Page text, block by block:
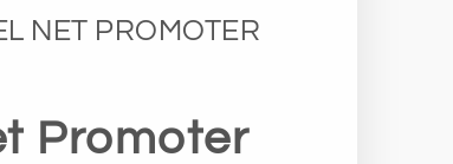
NET PROMOTER
Promoter